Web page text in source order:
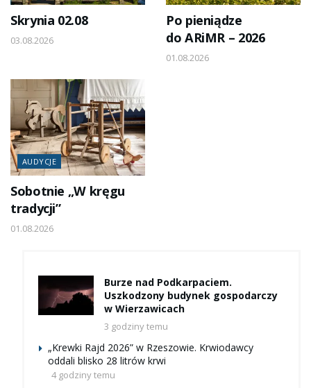
Skrynia 02.08
03.08.2026
Po pieniądze
do ARiMR – 2026
01.08.2026
AUDYCJE
Sobotnie „W kręgu
tradycji”
01.08.2026
Burze nad Podkarpaciem.
Uszkodzony budynek gospodarczy
w Wierzawicach
3 godziny temu
„Krewki Rajd 2026” w Rzeszowie. Krwiodawcy
oddali blisko 28 litrów krwi
4 godziny temu